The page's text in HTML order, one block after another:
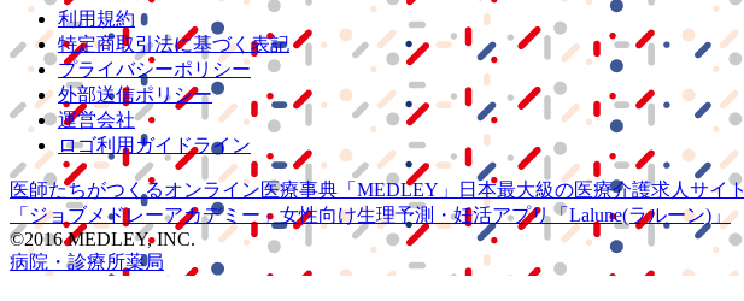
利用規約
特定商取引法に基づく表記
プライバシーポリシー
外部送信ポリシー
運営会社
ロゴ利用ガイドライン
医師たちがつくるオンライン医療事典 「MEDLEY」 日本最大級の医療介護求人サイト
「ジョブメドレーアカデミー」 女性向け生理予測・妊活アプリ「Lalune(ラルーン)」
©2016 MEDLEY, INC.
病院・診療所薬局